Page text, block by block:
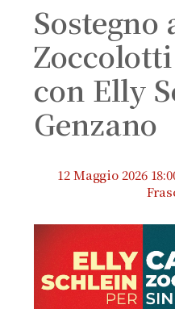
Sostegno
con Elly
Genzano
12 Maggio 2026